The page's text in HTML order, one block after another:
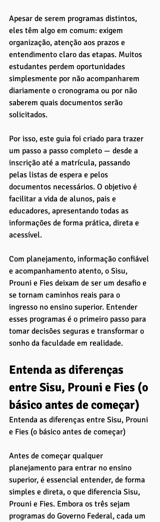
Apesar de serem programas distintos,
eles têm algo em comum: exigem
organização, atenção aos prazos e
entendimento claro das etapas. Muitos
estudantes perdem oportunidades
simplesmente por não acompanharem
diariamente o cronograma ou por não
saberem quais documentos serão
solicitados.
Por isso, este guia foi criado para trazer
um passo a passo completo — desde a
inscrição até a matrícula, passando
pelas listas de espera e pelos
documentos necessários. O objetivo é
facilitar a vida de alunos, pais e
educadores, apresentando todas as
informações de forma prática, direta e
acessível.
Com planejamento, informação confiável
e acompanhamento atento, o Sisu,
Prouni e Fies deixam de ser um desafio e
se tornam caminhos reais para o
ingresso no ensino superior. Entender
esses programas é o primeiro passo para
tomar decisões seguras e transformar o
sonho da faculdade em realidade.
Entenda as diferenças
entre Sisu, Prouni e Fies (o
básico antes de começar)
Entenda as diferenças entre Sisu, Prouni
e Fies (o básico antes de começar)
Antes de começar qualquer
planejamento para entrar no ensino
superior, é essencial entender, de forma
simples e direta, o que diferencia Sisu,
Prouni e Fies. Embora os três sejam
programas do Governo Federal, cada um